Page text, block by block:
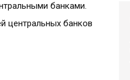
банками.
центральных банков